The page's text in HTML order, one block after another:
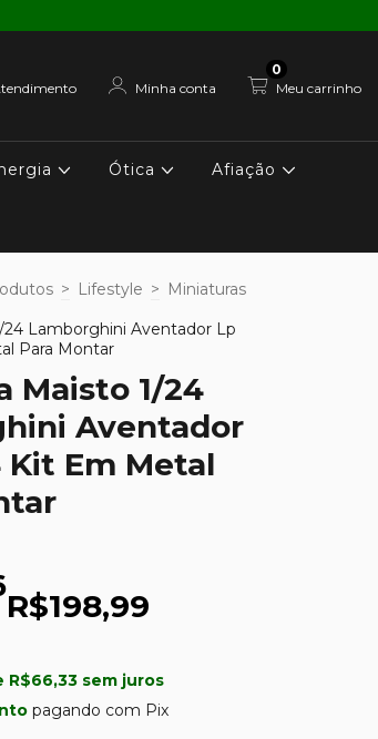
Minha conta Meu carrinho
0
Ótica Afiação
> Lifestyle > Miniaturas
24 Lamborghini Aventador Lp
Para Montar
Maisto 1/24
Aventador
Kit Em Metal
R$198,99
R$66,33 sem juros
pagando com Pix